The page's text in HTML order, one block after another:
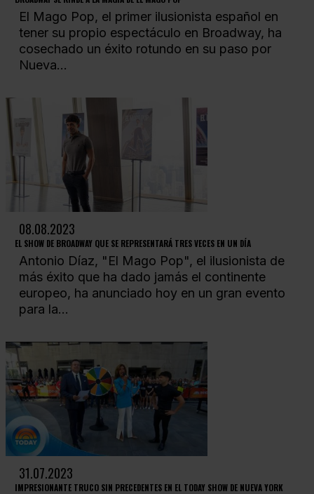
El Mago Pop, el primer ilusionista español en
tener su propio espectáculo en Broadway, ha
cosechado un éxito rotundo en su paso por
Nueva...
08.08.2023
EL SHOW DE BROADWAY QUE SE REPRESENTARÁ TRES VECES EN UN DÍA
Antonio Díaz, "El Mago Pop", el ilusionista de
más éxito que ha dado jamás el continente
europeo, ha anunciado hoy en un gran evento
para la...
31.07.2023
IMPRESIONANTE TRUCO SIN PRECEDENTES EN EL TODAY SHOW DE NUEVA YORK